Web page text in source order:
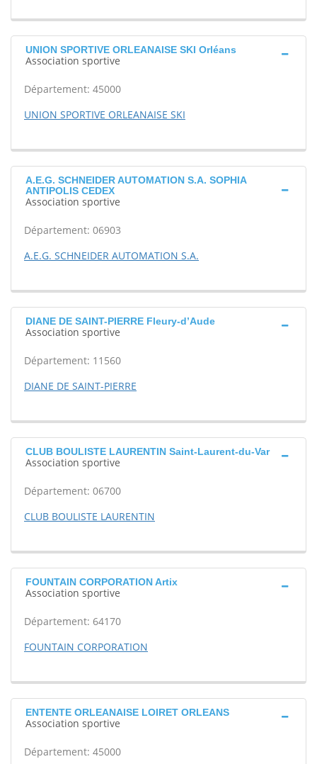
UNION SPORTIVE ORLEANAISE SKI Orléans
Association sportive
Département: 45000
UNION SPORTIVE ORLEANAISE SKI
A.E.G. SCHNEIDER AUTOMATION S.A. SOPHIA
ANTIPOLIS CEDEX
Association sportive
Département: 06903
A.E.G. SCHNEIDER AUTOMATION S.A.
DIANE DE SAINT-PIERRE Fleury-d’Aude
Association sportive
Département: 11560
DIANE DE SAINT-PIERRE
CLUB BOULISTE LAURENTIN Saint-Laurent-du-Var
Association sportive
Département: 06700
CLUB BOULISTE LAURENTIN
FOUNTAIN CORPORATION Artix
Association sportive
Département: 64170
FOUNTAIN CORPORATION
ENTENTE ORLEANAISE LOIRET ORLEANS
Association sportive
Département: 45000